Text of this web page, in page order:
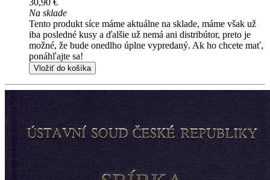
30,90 €
Na sklade
Tento produkt síce máme aktuálne na sklade, máme však už
iba posledné kusy a ďalšie už nemá ani distribútor, preto je
možné, že bude onedlho úplne vypredaný. Ak ho chcete mať,
ponáhľajte sa!
Vložiť do košíka